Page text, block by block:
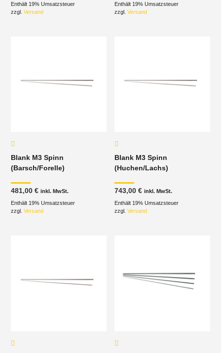
bis
Enthält 19% Umsatzsteuer
zzgl.Versand
bis
Enthält 19% Umsatzsteuer
zzgl.Versand
Blank M3 Spinn
(Barsch/Forelle)
481,00€ inkl. MwSt.
Enthält 19% Umsatzsteuer
zzgl.Versand
Blank M3 Spinn
(Huchen/Lachs)
743,00€ inkl. MwSt.
Enthält 19% Umsatzsteuer
zzgl.Versand